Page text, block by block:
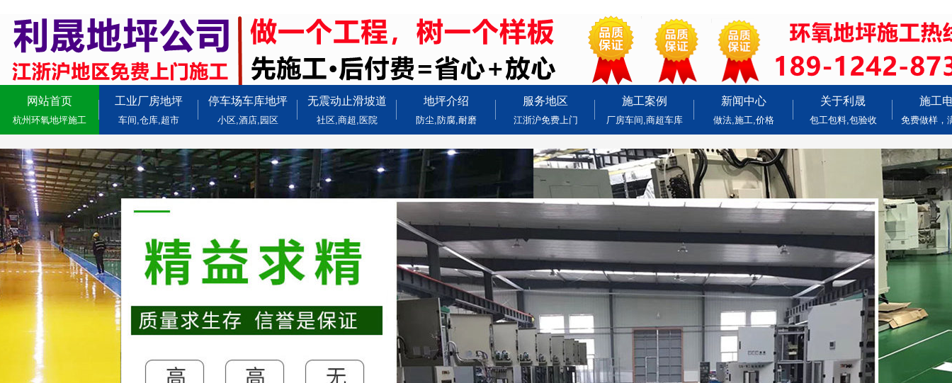
网站首页
杭州环氧地坪施工
工业厂房地坪
车间,仓库,超市
停车场车库地坪
小区,酒店,园区
无震动止滑坡道
社区,商超,医院
地坪介绍
防尘,防腐,耐磨
服务地区
江浙沪免费上门
施工案例
厂房车间,商超车库
新闻中心
做法,施工,价格
关于利晟
包工包料,包验收
施工
免费做样，